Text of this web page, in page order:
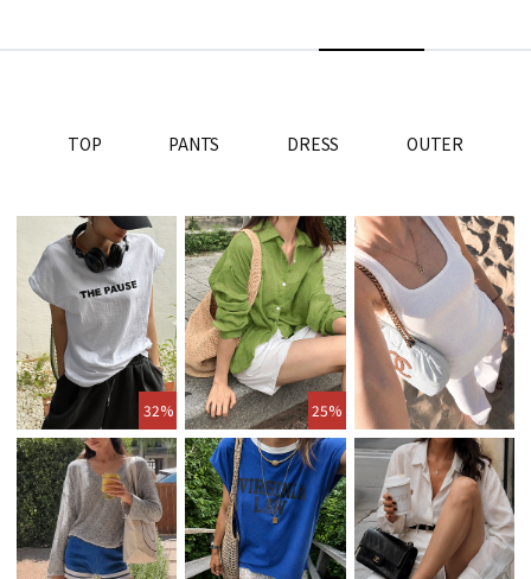
TOP PANTS DRESS OUTER
32% 25%